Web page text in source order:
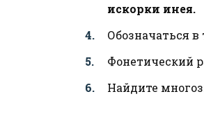
искорки инея.
Обозначаться
Фонетический
Найдите